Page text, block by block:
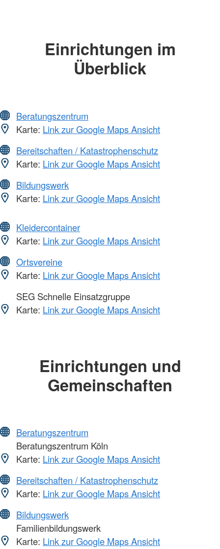
Einrichtungen im
Überblick
Beratungszentrum
Karte: Link zur Google Maps Ansicht
Bereitschaften / Katastrophenschutz
Karte: Link zur Google Maps Ansicht
Bildungswerk
Karte: Link zur Google Maps Ansicht
Kleidercontainer
Karte: Link zur Google Maps Ansicht
Ortsvereine
Karte: Link zur Google Maps Ansicht
SEG Schnelle Einsatzgruppe
Karte: Link zur Google Maps Ansicht
Einrichtungen und
Gemeinschaften
Beratungszentrum
Beratungszentrum Köln
Karte: Link zur Google Maps Ansicht
Bereitschaften / Katastrophenschutz
Karte: Link zur Google Maps Ansicht
Bildungswerk
Familienbildungswerk
Karte: Link zur Google Maps Ansicht